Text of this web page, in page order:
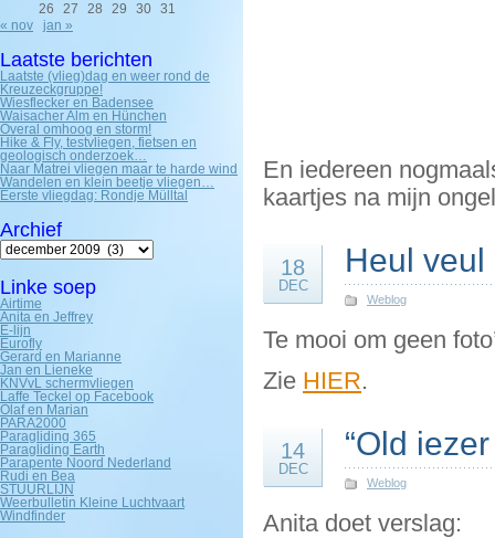
26
27 28 29 30
31
« nov
jan »
Laatste berichten
Laatste (vlieg)dag en weer rond de
Kreuzeckgruppe!
Wiesflecker en Badensee
Waisacher Alm en Hünchen
Overal omhoog en storm!
Hike & Fly, testvliegen, fietsen en
geologisch onderzoek…
Naar Matrei vliegen maar te harde wind
Wandelen en klein beetje vliegen…
Eerste vliegdag: Rondje Mülltal
Archief
Archief
Linke soep
Airtime
Anita en Jeffrey
E-lijn
Eurofly
Gerard en Marianne
Jan en Lieneke
KNVvL schermvliegen
Laffe Teckel op Facebook
Olaf en Marian
PARA2000
Paragliding 365
Paragliding Earth
Parapente Noord Nederland
Rudi en Bea
STUURLIJN
Weerbulletin Kleine Luchtvaart
Windfinder
En iedereen
kaartjes na mijn
18
DEC
Heul
Weblog
Te mooi om geen
Zie HIER.
14
DEC
“Old
Weblog
Anita doet verslag: